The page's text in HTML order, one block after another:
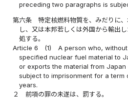
preceding two paragraphs is
第六条
特定核燃料物質を、みだりに
し、又は本邦若しくは外国から輸出
処する。
Article 6
(1)
A person who,
specified nuclear fuel material to
or exports the material from
subject to imprisonment for a term
years.
２
前項の罪の未遂は、罰する。